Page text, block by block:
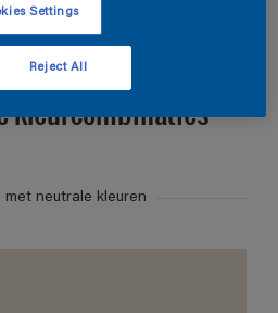
kleurcombinaties
met neutrale kleuren
Settings
Reject All